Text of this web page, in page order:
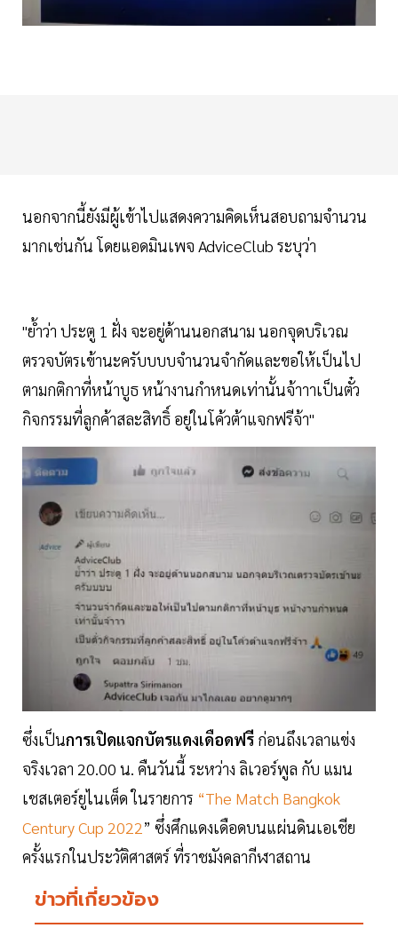
นอกจากนี้ยังมีผู้เข้าไปแสดงความคิดเห็นสอบถามจำนวน
มากเช่นกัน โดยแอดมินเพจ AdviceClub ระบุว่า
"ย้ำว่า ประตู 1 ฝั่ง จะอยู่ด้านนอกสนาม นอกจุดบริเวณ
ตรวจบัตรเข้านะครับบบบจำนวนจำกัดและขอให้เป็นไป
ตามกติกาที่หน้าบูธ หน้างานกำหนดเท่านั้นจ้าาาเป็นตั๋ว
กิจกรรมที่ลูกค้าสละสิทธิ์ อยู่ในโค้วต้าแจกฟรีจ้า"
ซึ่งเป็นการเปิดแจกบัตรแดงเดือดฟรี ก่อนถึงเวลาแข่ง
จริงเวลา 20.00 น. คืนวันนี้ ระหว่าง ลิเวอร์พูล กับ แมน
เชสเตอร์ยูไนเต็ด ในรายการ “The Match Bangkok
Century Cup 2022” ซึ่งศึกแดงเดือดบนแผ่นดินเอเชีย
ครั้งแรกในประวัติศาสตร์ ที่ราชมังคลากีฬาสถาน
ข่าวที่เกี่ยวข้อง